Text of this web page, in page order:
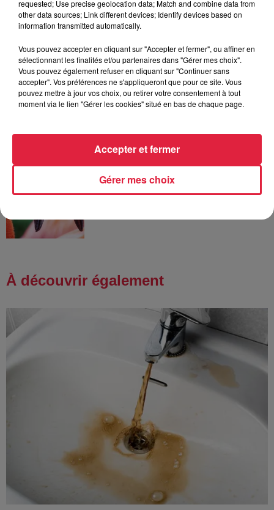
6 août 2026
À Hoerdt, de l’eau brune sort des
robinets
6 août 2026
Tags antisémites à Strasbourg :
Catherine Trautmann réagit
6 août 2026
Au zoo de Mulhouse : rencontre
avec les flamants rouges
À découvrir également
requested; Use precise geolocation data; Match and combine data from
other data sources; Link different devices; Identify devices based on
information transmitted automatically.
Vous pouvez accepter en cliquant sur "Accepter et fermer", ou affiner en
sélectionnant les finalités et/ou partenaires dans "Gérer mes choix".
Vous pouvez également refuser en cliquant sur "Continuer sans
accepter". Vos préférences ne s'appliqueront que pour ce site. Vous
pouvez mettre à jour vos choix, ou retirer votre consentement à tout
moment via le lien "Gérer les cookies" situé en bas de chaque page.
Gérer mes choix
Accepter et fermer